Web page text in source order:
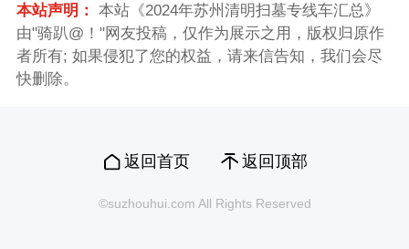
本站声明： 本站《2024年苏州清明扫墓专线车汇总》
由"骑趴@！"网友投稿，仅作为展示之用，版权归原作
者所有; 如果侵犯了您的权益，请来信告知，我们会尽
快删除。
返回首页 返回顶部
©suzhouhui.com All Rights Reserved